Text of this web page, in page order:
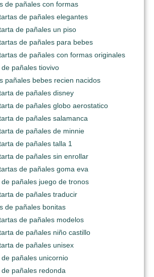
de pañales con formas
de pañales elegantes
de pañales un piso
de pañales para bebes
de pañales con formas originales
pañales tiovivo
pañales bebes recien nacidos
de pañales disney
de pañales globo aerostatico
de pañales salamanca
de pañales de minnie
de pañales talla 1
de pañales sin enrollar
de pañales goma eva
pañales juego de tronos
de pañales traducir
de pañales bonitas
de pañales modelos
de pañales niño castillo
de pañales unisex
pañales unicornio
pañales redonda